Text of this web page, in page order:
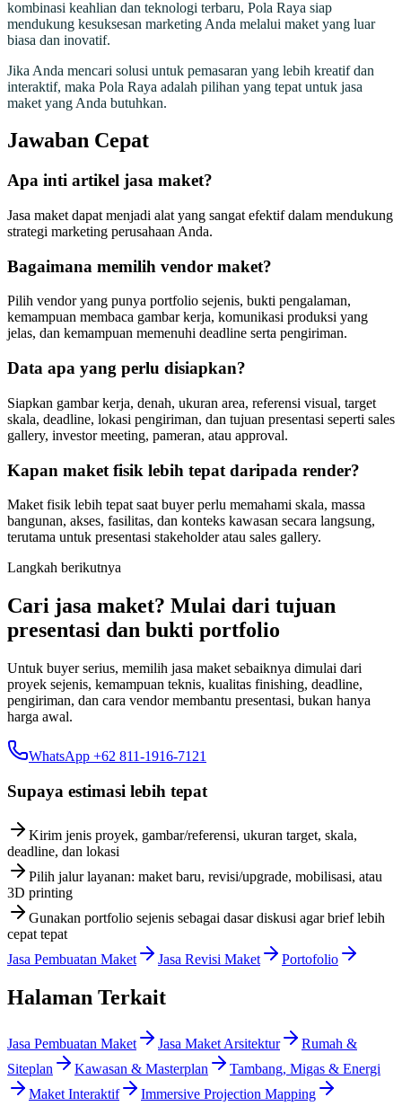
kombinasi keahlian dan teknologi terbaru, Pola Raya siap
mendukung kesuksesan marketing Anda melalui maket yang luar
biasa dan inovatif.
Jika Anda mencari solusi untuk pemasaran yang lebih kreatif dan
interaktif, maka Pola Raya adalah pilihan yang tepat untuk jasa
maket yang Anda butuhkan.
Jawaban Cepat
Apa inti artikel jasa maket?
Jasa maket dapat menjadi alat yang sangat efektif dalam mendukung
strategi marketing perusahaan Anda.
Bagaimana memilih vendor maket?
Pilih vendor yang punya portfolio sejenis, bukti pengalaman,
kemampuan membaca gambar kerja, komunikasi produksi yang
jelas, dan kemampuan memenuhi deadline serta pengiriman.
Data apa yang perlu disiapkan?
Siapkan gambar kerja, denah, ukuran area, referensi visual, target
skala, deadline, lokasi pengiriman, dan tujuan presentasi seperti sales
gallery, investor meeting, pameran, atau approval.
Kapan maket fisik lebih tepat daripada render?
Maket fisik lebih tepat saat buyer perlu memahami skala, massa
bangunan, akses, fasilitas, dan konteks kawasan secara langsung,
terutama untuk presentasi stakeholder atau sales gallery.
Langkah berikutnya
Cari jasa maket? Mulai dari tujuan
presentasi dan bukti portfolio
Untuk buyer serius, memilih jasa maket sebaiknya dimulai dari
proyek sejenis, kemampuan teknis, kualitas finishing, deadline,
pengiriman, dan cara vendor membantu presentasi, bukan hanya
harga awal.
WhatsApp +62 811-1916-7121
Supaya estimasi lebih tepat
Kirim jenis proyek, gambar/referensi, ukuran target, skala,
deadline, dan lokasi
Pilih jalur layanan: maket baru, revisi/upgrade, mobilisasi, atau
3D printing
Gunakan portfolio sejenis sebagai dasar diskusi agar brief lebih
cepat tepat
Jasa Pembuatan Maket
Jasa Revisi Maket Portofolio
Halaman Terkait
Jasa Pembuatan Maket Jasa Maket Arsitektur
Rumah &
Siteplan
Kawasan & Masterplan
Tambang, Migas & Energi
Maket Interaktif
Immersive Projection Mapping